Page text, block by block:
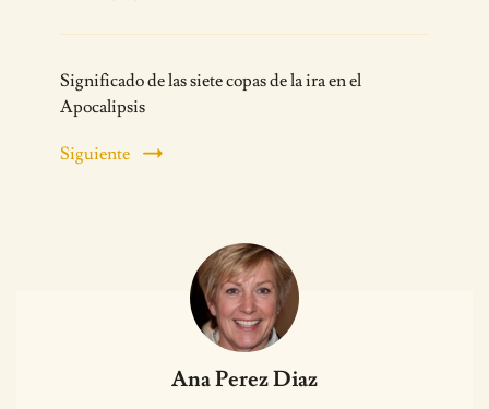
Significado de las siete copas de la ira en el
Apocalipsis
Siguiente
Ana Perez Diaz